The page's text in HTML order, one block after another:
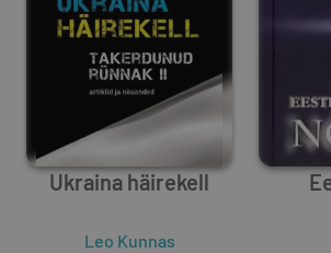
Ukraina häirekell
Leo Kunnas